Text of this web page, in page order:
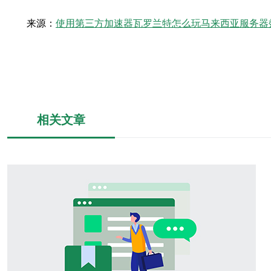
来源： 使用第三方加速器瓦罗兰特怎么玩马来西亚服务器
相关文章